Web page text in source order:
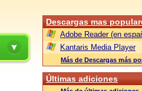
Descargas mas
Adobe Reader (en
Kantaris Media Player
Más de Descargas más
Últimas adiciones